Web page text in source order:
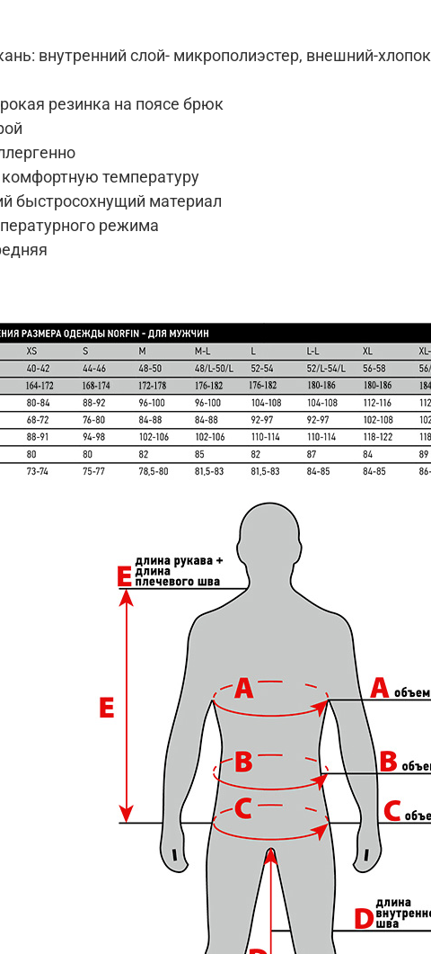
внутренний слой- микрополиэстер, внешний-хлопок
резинка на поясе брюк
температуру
быстросохнущий материал
режима